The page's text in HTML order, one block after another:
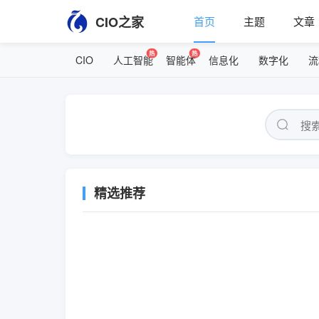
CIO之家 首页 主题 文章
CIO之家 — 企业数字化转型、
CIO 人工智能热 智能体热 信息化 数字化
精选推荐